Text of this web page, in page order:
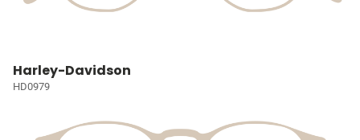
Harley-Davidson
HD0979